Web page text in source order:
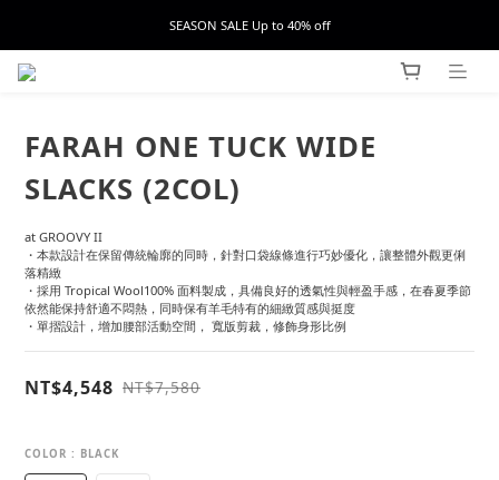
SEASON SALE Up to 40% off
FARAH ONE TUCK WIDE
SLACKS (2COL)
at GROOVY II
・本款設計在保留傳統輪廓的同時，針對口袋線條進行巧妙優化，讓整體外觀更俐
落精緻
・採用 Tropical Wool100% 面料製成，具備良好的透氣性與輕盈手感，在春夏季節
依然能保持舒適不悶熱，同時保有羊毛特有的細緻質感與挺度
・單摺設計，增加腰部活動空間， 寬版剪裁，修飾身形比例
NT$4,548 NT$7,580
COLOR : BLACK